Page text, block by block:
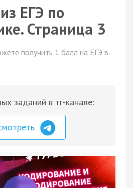
ЕГЭ по
Страница 3
получить 1 балл на ЕГЭ в
заданий в тг-канале: